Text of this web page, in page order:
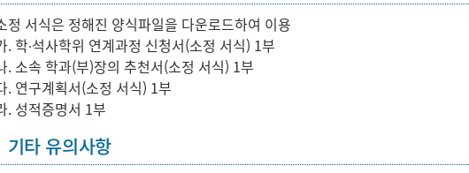
정 서식은 정해진 양식파일을 다운로드하여 이용
. 학∙석사학위 연계과정 신청서(소정 서식) 1부
. 소속 학과(부)장의 추천서(소정 서식) 1부
. 연구계획서(소정 서식) 1부
. 성적증명서 1부
기타 유의사항